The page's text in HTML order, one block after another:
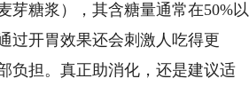
芽糖浆），其含糖量通常在50%以
过开胃效果还会刺激人吃得更
负担。真正助消化，还是建议适